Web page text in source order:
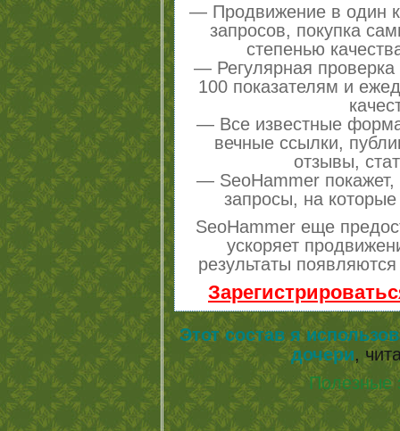
— Продвижение в один
запросов, покупка
степенью
— Регулярная проверка
100 показателям и
— Все известные
вечные ссылки,
отзывы,
— SeoHammer покажет,
запросы, на
SeoHammer еще
ускоряет
результаты
Этот состав я
дочери,
Полезные